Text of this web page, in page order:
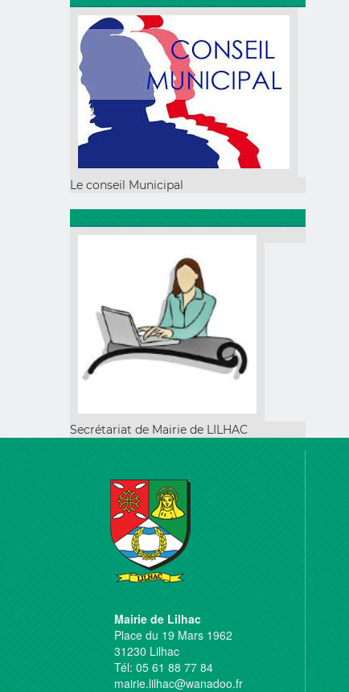
Le conseil Municipal
Secrétariat de Mairie de LILHAC
Mairie de Lilhac
Place du 19 Mars 1962
31230 Lilhac
Tél: 05 61 88 77 84
mairie.lilhac@wanadoo.fr